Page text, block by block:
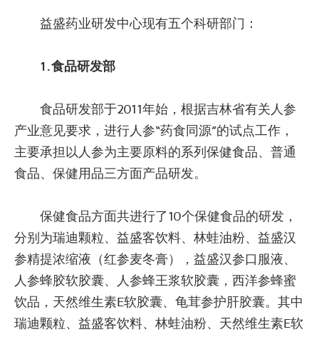
益盛药业研发中心现有五个科研部门：
1.食品研发部
食品研发部于2011年始，根据吉林省有关人参
产业意见要求，进行人参“药食同源”的试点工作，
主要承担以人参为主要原料的系列保健食品、普通
食品、保健用品三方面产品研发。
保健食品方面共进行了10个保健食品的研发，
分别为瑞迪颗粒、益盛客饮料、林蛙油粉、益盛汉
参精提浓缩液（红参麦冬膏），益盛汉参口服液、
人参蜂胶软胶囊、人参蜂王浆软胶囊，西洋参蜂蜜
饮品，天然维生素E软胶囊、龟茸参护肝胶囊。其中
瑞迪颗粒、益盛客饮料、林蛙油粉、天然维生素E软